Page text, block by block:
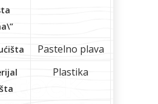
Pastelno plava
Plastika